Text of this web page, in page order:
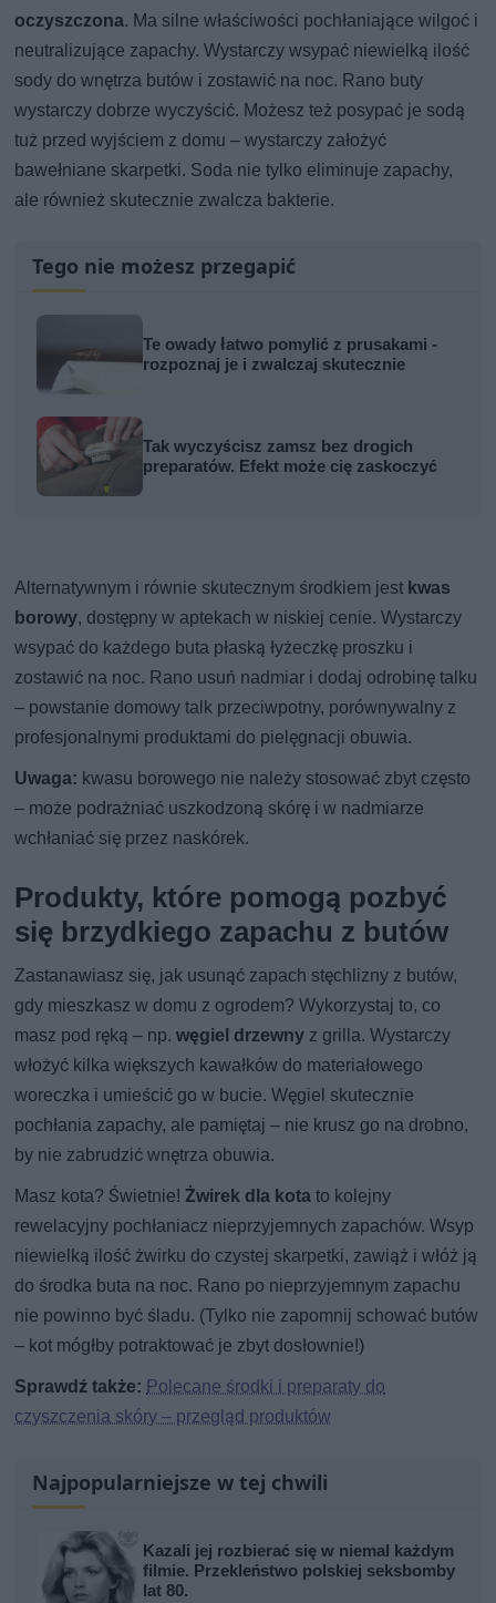
oczyszczona. Ma silne właściwości pochłaniające wilgoć i
neutralizujące zapachy. Wystarczy wsypać niewielką ilość
sody do wnętrza butów i zostawić na noc. Rano buty
wystarczy dobrze wyczyścić. Możesz też posypać je sodą
tuż przed wyjściem z domu – wystarczy założyć
bawełniane skarpetki. Soda nie tylko eliminuje zapachy,
ale również skutecznie zwalcza bakterie.
Tego nie możesz przegapić
Te owady łatwo pomylić z prusakami -
rozpoznaj je i zwalczaj skutecznie
Tak wyczyścisz zamsz bez drogich
preparatów. Efekt może cię zaskoczyć
Alternatywnym i równie skutecznym środkiem jest kwas
borowy, dostępny w aptekach w niskiej cenie. Wystarczy
wsypać do każdego buta płaską łyżeczkę proszku i
zostawić na noc. Rano usuń nadmiar i dodaj odrobinę talku
– powstanie domowy talk przeciwpotny, porównywalny z
profesjonalnymi produktami do pielęgnacji obuwia.
Uwaga: kwasu borowego nie należy stosować zbyt często
– może podrażniać uszkodzoną skórę i w nadmiarze
wchłaniać się przez naskórek.
Produkty, które pomogą pozbyć
się brzydkiego zapachu z butów
Zastanawiasz się, jak usunąć zapach stęchlizny z butów,
gdy mieszkasz w domu z ogrodem? Wykorzystaj to, co
masz pod ręką – np.węgiel drzewny z grilla. Wystarczy
włożyć kilka większych kawałków do materiałowego
woreczka i umieścić go w bucie. Węgiel skutecznie
pochłania zapachy, ale pamiętaj – nie krusz go na drobno,
by nie zabrudzić wnętrza obuwia.
Masz kota? Świetnie!Żwirek dla kota to kolejny
rewelacyjny pochłaniacz nieprzyjemnych zapachów. Wsyp
niewielką ilość żwirku do czystej skarpetki, zawiąż i włóż ją
do środka buta na noc. Rano po nieprzyjemnym zapachu
nie powinno być śladu. (Tylko nie zapomnij schować butów
– kot mógłby potraktować je zbyt dosłownie!)
Sprawdź także: Polecane środki i preparaty do
czyszczenia skóry – przegląd produktów
Najpopularniejsze w tej chwili
Kazali jej rozbierać się w niemal każdym
filmie. Przekleństwo polskiej seksbomby
lat 80.